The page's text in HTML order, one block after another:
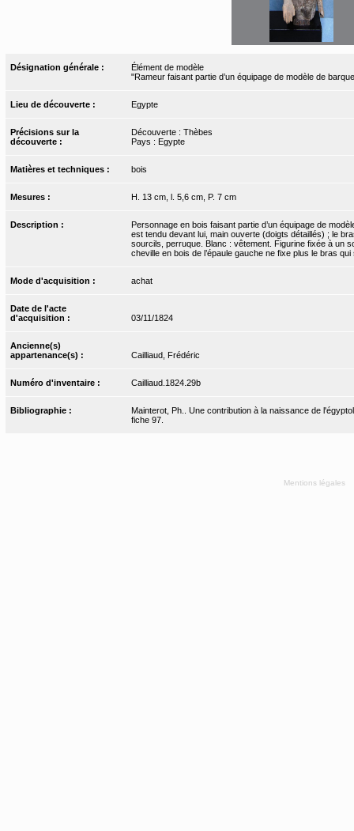
Désignation générale :
Élément de modèle
"Rameur faisant partie d’un équipage de modèle de
Lieu de découverte : Egypte
Précisions sur la
découverte :
Découverte : Thèbes
Pays : Egypte
Matières et techniques : bois
Mesures : H. 13 cm, l. 5,6 cm, P. 7 cm
Description :
Personnage en bois faisant partie d’un équipage de
est tendu devant lui, main ouverte (doigts détaillés) ; le
sourcils, perruque. Blanc : vêtement. Figurine fixée à un
cheville en bois de l’épaule gauche ne fixe plus le bras
Mode d'acquisition : achat
Date de l'acte
d'acquisition :
03/11/1824
Ancienne(s)
appartenance(s) :
Cailliaud, Frédéric
Numéro d'inventaire : Cailliaud.1824.29b
Bibliographie :
Mainterot, Ph.. Une contribution à la naissance de
fiche 97.
Mentions légales